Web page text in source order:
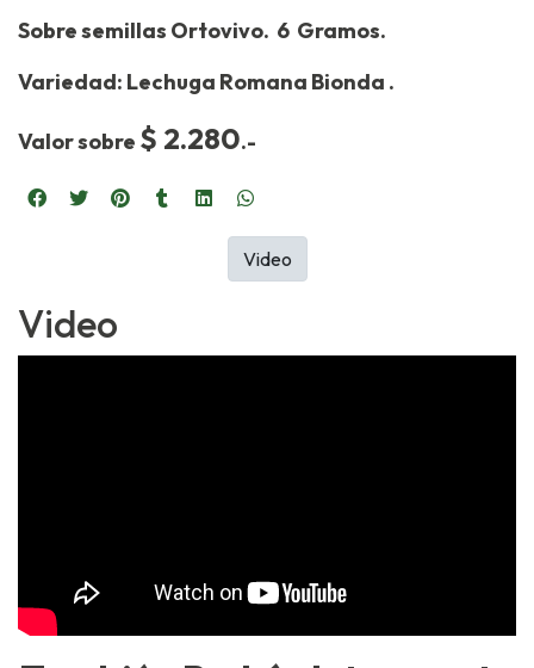
Sobre semillas Ortovivo. 6 Gramos.
Variedad: Lechuga Romana Bionda .
Valor sobre $ 2.280.-
Video
Video